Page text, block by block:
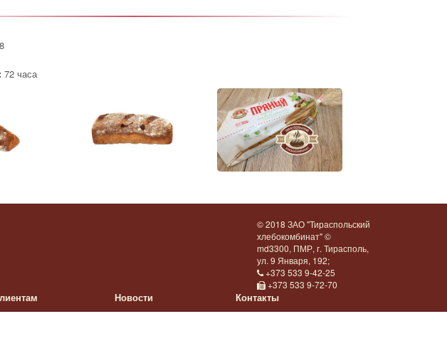
72 часа
© 2018 ЗАО "Тираспольский
хлебокомбинат" ©
md3300, ПМР, г. Тирасполь,
ул. 9 Января, 192;
+373 533 9-42-25
+373 533 9-72-70
Новости Контакты